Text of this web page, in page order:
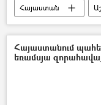
Հայաստան
հայեր
Հայաստանում
եռամսյա